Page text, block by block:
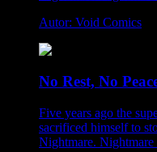
Autor: Void Comics
No Rest, No
Five years ago the
sacrificed himself to
Nightmare. Nightmare